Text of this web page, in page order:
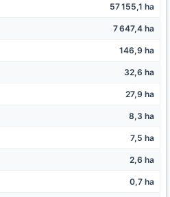
57 155,1 ha
7 647,4 ha
146,9 ha
32,6 ha
27,9 ha
8,3 ha
7,5 ha
2,6 ha
0,7 ha